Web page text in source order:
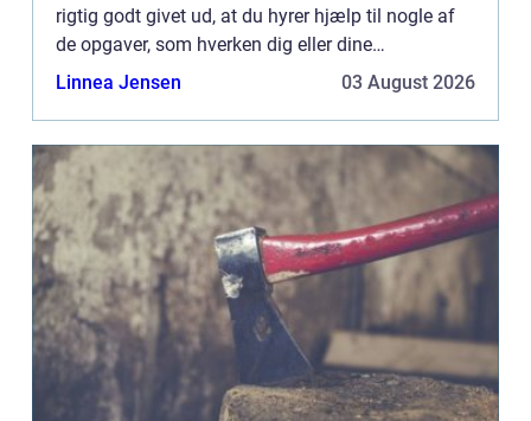
rigtig godt givet ud, at du hyrer hjælp til nogle af
de opgaver, som hverken dig eller dine
medarbejdere skal stå med. Det kunne f.eks.
Linnea Jensen 03 August 2026